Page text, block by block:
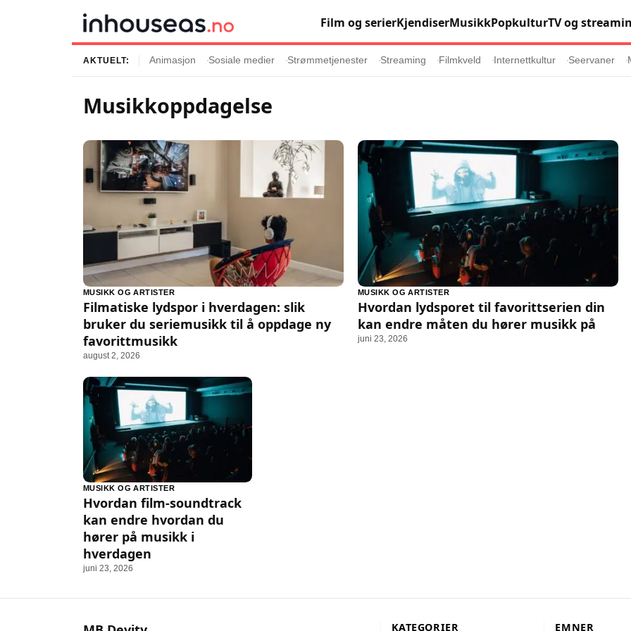
Film og serierKjendiserMusikkPopkulturTV og
Siste artikler
Film og serier
Musikk og artister
TV og streaming
Underholdning
Kjendiser
Strømmetjenester
Streaming
TV-serier
Internettkultur
Gaming
Animasjon
Sosiale medier
Musikk
Filmkveld
Seervaner
Soundtrack
Annonsepolicy
Cookiepolicy
Etiske
Redaksjonell
AKTUELT: Animasjon Sosiale medier Strømmetjenester Streaming Filmkveld Internettkultur Seervaner
Musikkoppdagelse
MUSIKK OG ARTISTER
Filmatiske lydspor i hverdagen: slik
bruker du seriemusikk til å oppdage ny
favorittmusikk
august 2, 2026
MUSIKK OG ARTISTER
Hvordan lydsporet til favorittserien din
kan endre måten du hører musikk på
juni 23, 2026
MUSIKK OG ARTISTER
Hvordan film-soundtrack
kan endre hvordan du
hører på musikk i
hverdagen
juni 23, 2026
KATEGORIER EMNER